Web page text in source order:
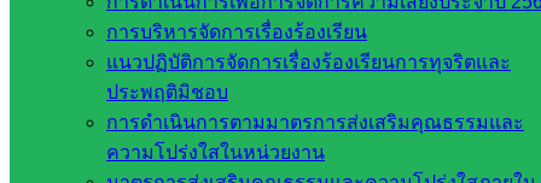
การบริหารจัดการเรื่องร้องเรียน
แนวปฏิบัติการจัดการเรื่องร้องเรียนการทุจริตและ
ประพฤติมิชอบ
การดำเนินการตามมาตรการส่งเสริมคุณธรรมและ
ความโปร่งใสในหน่วยงาน
กรรมการ